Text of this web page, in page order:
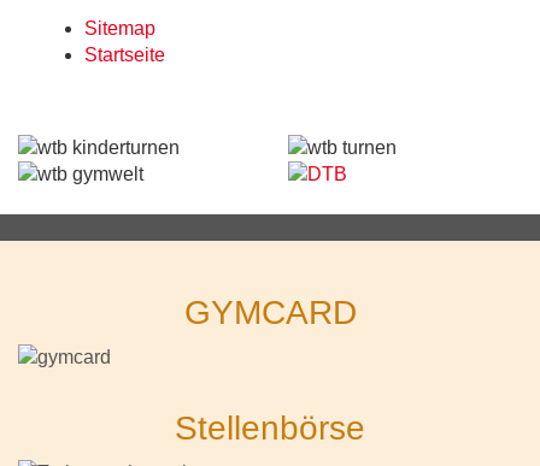
Sitemap
Startseite
GYMCARD
Stellenbörse